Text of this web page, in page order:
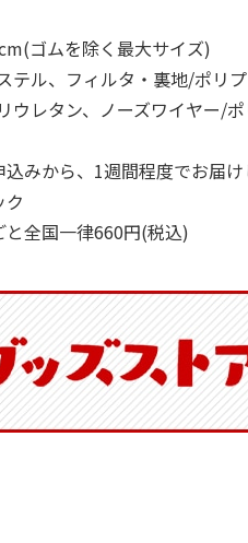
ゴムを除く最大サイズ)
ル、フィルタ・裏地/ポリ
ウレタン、ノーズワイヤー/
みから、1週間程度でお届け
全国一律660円(税込)